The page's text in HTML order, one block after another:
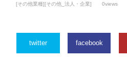
[その他業種][その他_法人・企業] 0views
twitter facebook